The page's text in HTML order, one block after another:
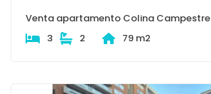
Venta apartamento Colina Campestre
3
2 79 m2